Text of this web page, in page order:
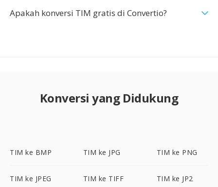
Apakah konversi TIM gratis di Convertio?
Konversi yang Didukung
TIM ke BMP TIM ke JPG TIM ke PNG
TIM ke JPEG TIM ke TIFF TIM ke JP2